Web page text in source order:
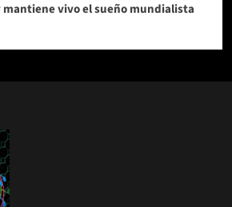
mantiene vivo el sueño mundialista